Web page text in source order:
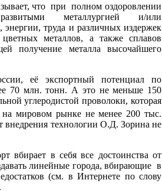
что при полном оздоровлении
металлургией и/или
энергии, труда и различных издержек
металлов, а также сплавов
получение металла высочайшего
её экспортный потенциал по
70 млн. тонн. А это не меньше 150
углеродистой проволоки, которая
на мировом рынке не менее 200 тыс.
внедрения технологии О.Д. Зорина не
вбирает в себя все достоинства от
линейные города, вбирающие в
(см. в Интернете по слову